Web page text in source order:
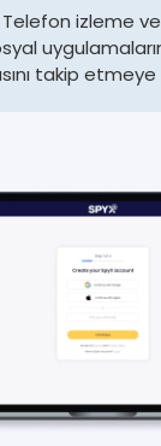
Telefon izleme
takip etmeye